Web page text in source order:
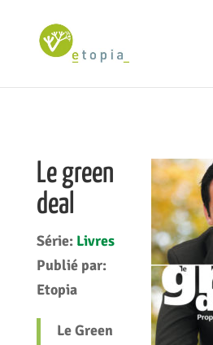
Le green
deal
Série: Livres
Publié par:
Etopia
Le Green